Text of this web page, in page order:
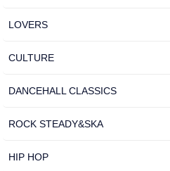
LOVERS
CULTURE
DANCEHALL CLASSICS
ROCK STEADY&SKA
HIP HOP